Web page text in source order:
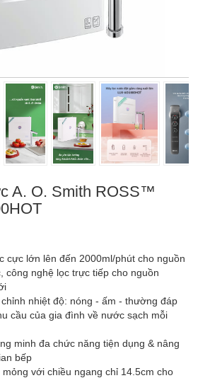
A. O. Smith ROSS™
cực lớn lên đến 2000ml/phút cho nguồn
công nghệ lọc trực tiếp cho nguồn
nhiệt độ: nóng - ấm - thường đáp
cầu của gia đình về nước sạch mỗi
minh đa chức năng tiện dụng & nâng
bếp
với chiều ngang chỉ 14.5cm cho